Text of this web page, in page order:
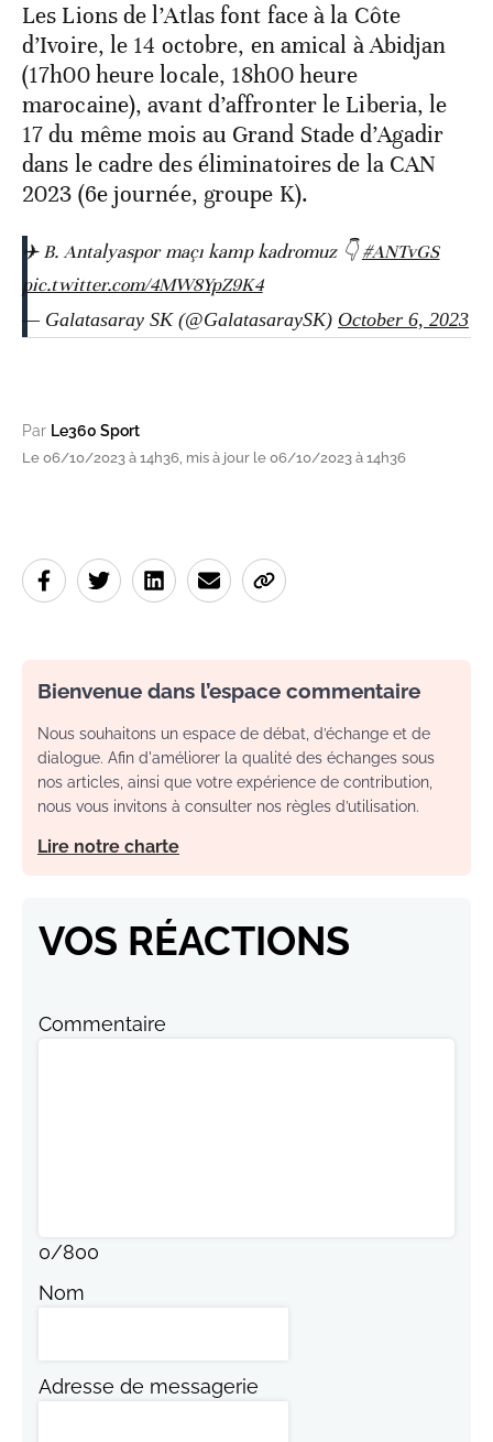
Les Lions de l’Atlas font face à la Côte
d’Ivoire, le 14 octobre, en amical à Abidjan
(17h00 heure locale, 18h00 heure
marocaine), avant d’affronter le Liberia, le
17 du même mois au Grand Stade d’Agadir
dans le cadre des éliminatoires de la CAN
2023 (6e journée, groupe K).
✈️ B. Antalyaspor maçı kamp kadromuz 👇#ANTvGS
pic.twitter.com/4MW8YpZ9K4
— Galatasaray SK (@GalatasaraySK) October 6, 2023
Par Le360 Sport
Le 06/10/2023 à 14h36, mis à jour le 06/10/2023 à 14h36
Bienvenue dans l’espace commentaire
Nous souhaitons un espace de débat, d’échange et de
dialogue. Afin d'améliorer la qualité des échanges sous
nos articles, ainsi que votre expérience de contribution,
nous vous invitons à consulter nos règles d’utilisation.
Lire notre charte
VOS RÉACTIONS
Commentaire
0/800
Nom
Adresse de messagerie